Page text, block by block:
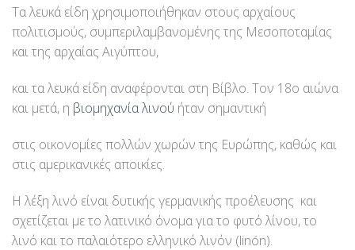
Τα λευκά είδη χρησιμοποιήθηκαν στους αρχαίους
πολιτισμούς, συμπεριλαμβανομένης της Μεσοποταμίας
και της αρχαίας Αιγύπτου,
και τα λευκά είδη αναφέρονται στη Βίβλο. Τον 18ο αιώνα
και μετά, η βιομηχανία λινού ήταν σημαντική
στις οικονομίες πολλών χωρών της Ευρώπης, καθώς και
στις αμερικανικές αποικίες.
Η λέξη λινό είναι δυτικής γερμανικής προέλευσης και
σχετίζεται με το λατινικό όνομα για το φυτό λίνου, το
λινό και το παλαιότερο ελληνικό λινόν (linón).